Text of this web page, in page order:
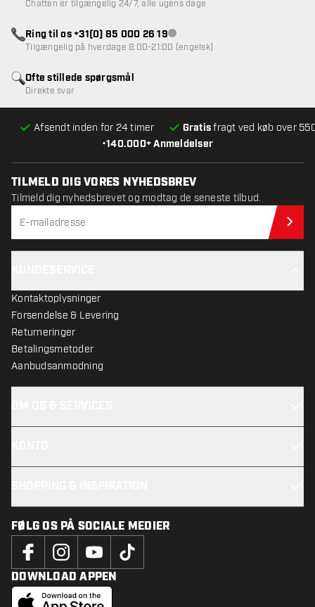
•140.000+ Anmeldelser
Afsendt inden for 24 timer Gratisfragt ved køb over
Ofte stillede spørgsmål
Direkte svar
Chatten er tilgængelig 24/7, alle ugens dage
Ring til os +31(0) 85 000 26 19Kundeservice ikke tilgængelig
Tilgængelig på hverdage 8:00-21:00 (engelsk)
TILMELD DIG VORES NYHEDSBREV
Tilmeld dig nyhedsbrevet og modtag de seneste tilbud.
Kontaktoplysninger
Forsendelse & Levering
Returneringer
Betalingsmetoder
Aanbudsanmodning
FØLG OS PÅ SOCIALE MEDIER
DOWNLOAD APPEN